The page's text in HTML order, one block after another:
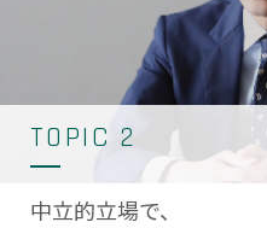
TOPIC 2
中立的立場で、